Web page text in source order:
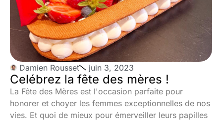
Damien Rousset juin 3, 2023
Celébrez la fête des mères !
La Fête des Mères est l'occasion parfaite pour
honorer et choyer les femmes exceptionnelles de nos
vies. Et quoi de mieux pour émerveiller leurs papilles